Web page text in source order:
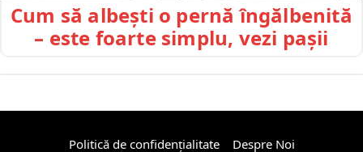
Cum să albești o pernă îngălbenită
– este foarte simplu, vezi pașii
Politică de confidențialitate Despre Noi